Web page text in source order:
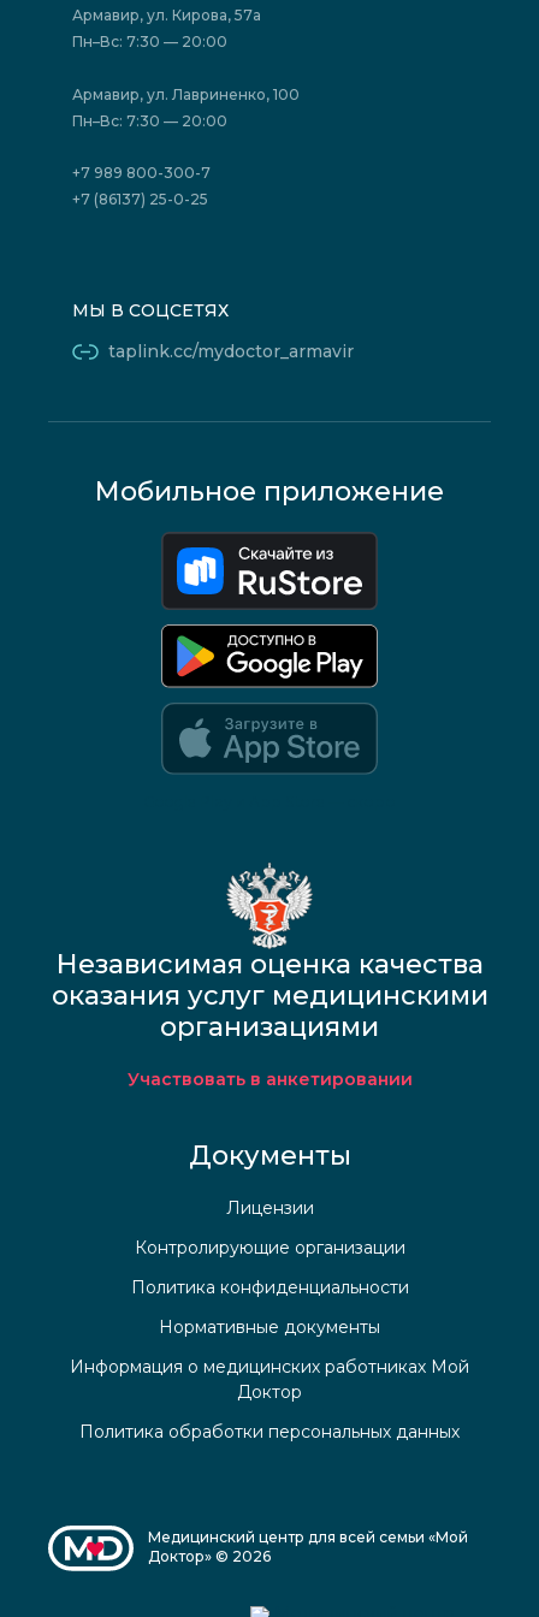
Фотогалерея
Политика конфиденциальности
Акции
Акции
Отзывы
Государственные программы
Юридическим лицам
Армавир, ул. Кирова, 57а
Пн–Вс: 7:30 — 20:00
Армавир, ул. Лавриненко, 100
Пн–Вс: 7:30 — 20:00
+7 989 800-300-7
+7 (86137) 25-0-25
МЫ В СОЦСЕТЯХ
taplink.cc/mydoctor_armavir
Мобильное приложение
Независимая оценка качества
оказания услуг медицинскими
организациями
Участвовать в анкетировании
Документы
Лицензии
Контролирующие организации
Политика конфиденциальности
Нормативные документы
Информация о медицинских работниках Мой
Доктор
Политика обработки персональных данных
Медицинский центр для всей семьи «Мой
Доктор» © 2026